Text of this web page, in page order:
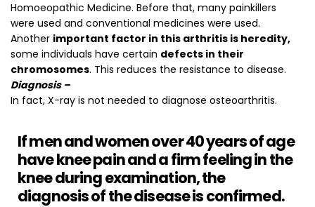
Homoeopathic Medicine. Before that, many painkillers
were used and conventional medicines were used.
Another important factor in this arthritis is heredity,
some individuals have certain defects in their
chromosomes. This reduces the resistance to disease.
Diagnosis –
In fact, X-ray is not needed to diagnose osteoarthritis.
If men and women over 40 years of age
have knee pain and a firm feeling in the
knee during examination, the
diagnosis of the disease is confirmed.